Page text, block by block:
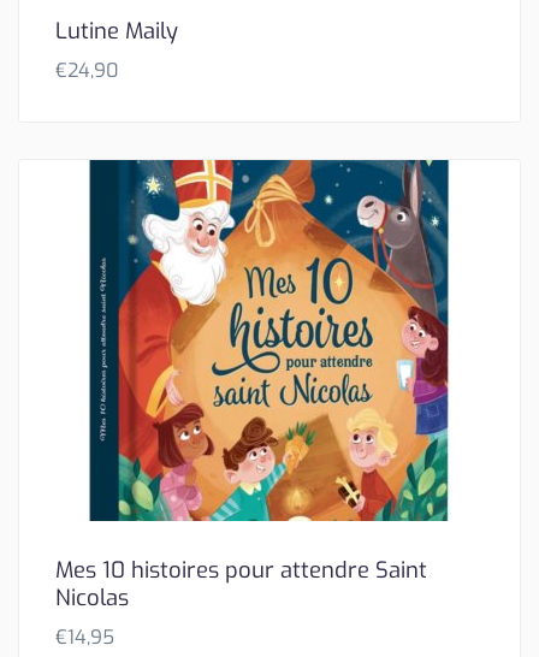
Lutine Maily
€24,90
Mes 10 histoires pour attendre Saint
Nicolas
€14,95